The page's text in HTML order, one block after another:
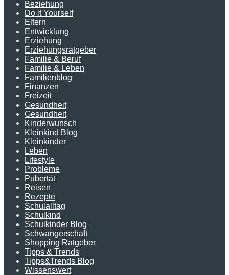
Beziehung
Do it Yourself
Eltern
Entwicklung
Erziehung
Erziehungsratgeber
Familie & Beruf
Familie & Leben
Familienblog
Finanzen
Freizeit
Gesundheit
Gesundheit
Kinderwunsch
Kleinkind Blog
Kleinkinder
Leben
Lifestyle
Probleme
Pubertät
Reisen
Rezepte
Schulalltag
Schulkind
Schulkinder Blog
Schwangerschaft
Shopping Ratgeber
Tipps & Trends
Tipps&Trends Blog
Wissenswert